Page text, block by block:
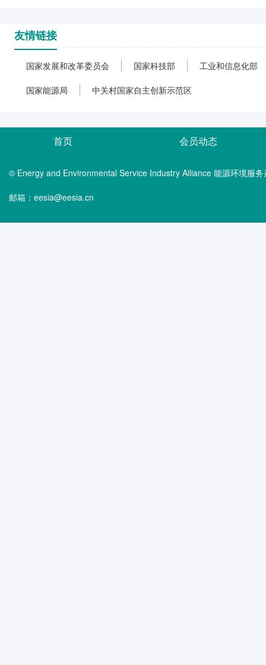
友情链接
国家发展和改革委员会 国家科技部 工业和信息化部
国家能源局 中关村国家自主创新示范区
首页 会员动态
© Energy and Environmental Service Industry Alliance 能源环境服
邮箱：eesia@eesia.cn